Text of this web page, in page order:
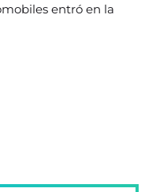
entró en la